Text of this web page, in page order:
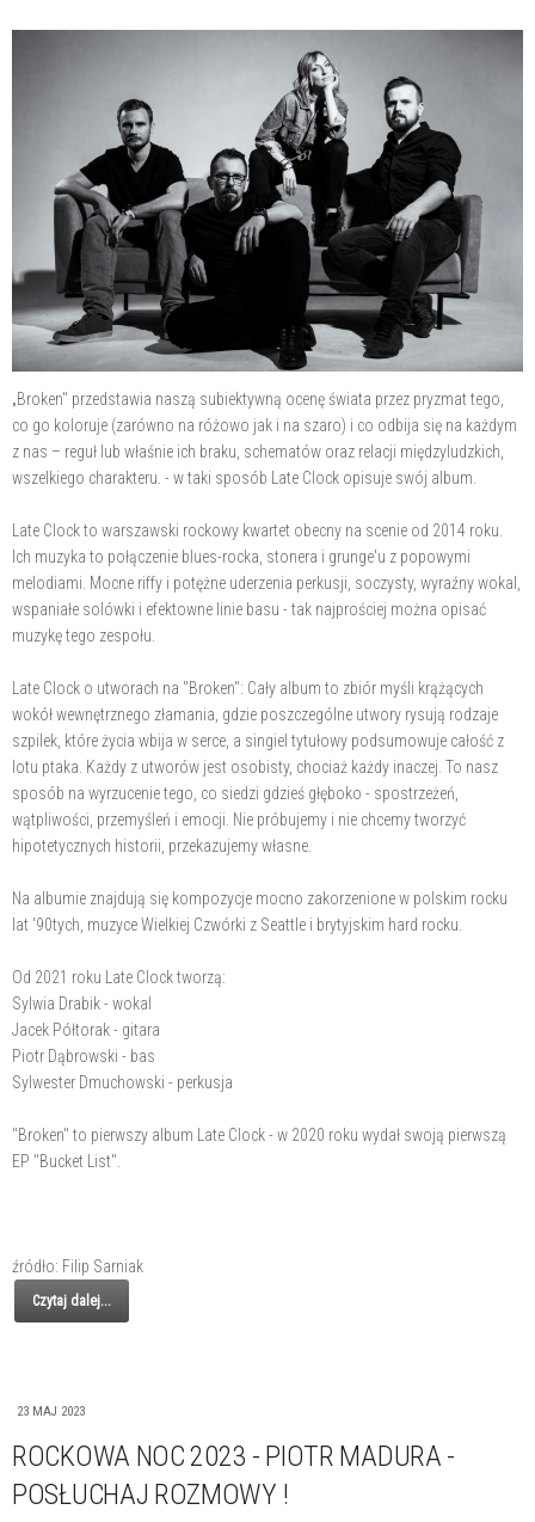
„Broken" przedstawia naszą subiektywną ocenę świata przez pryzmat tego,
co go koloruje (zarówno na różowo jak i na szaro) i co odbija się na każdym
z nas – reguł lub właśnie ich braku, schematów oraz relacji międzyludzkich,
wszelkiego charakteru. - w taki sposób Late Clock opisuje swój album.
Late Clock to warszawski rockowy kwartet obecny na scenie od 2014 roku.
Ich muzyka to połączenie blues-rocka, stonera i grunge'u z popowymi
melodiami. Mocne riffy i potężne uderzenia perkusji, soczysty, wyraźny wokal,
wspaniałe solówki i efektowne linie basu - tak najprościej można opisać
muzykę tego zespołu.
Late Clock o utworach na "Broken": Cały album to zbiór myśli krążących
wokół wewnętrznego złamania, gdzie poszczególne utwory rysują rodzaje
szpilek, które życia wbija w serce, a singiel tytułowy podsumowuje całość z
lotu ptaka. Każdy z utworów jest osobisty, chociaż każdy inaczej. To nasz
sposób na wyrzucenie tego, co siedzi gdzieś głęboko - spostrzeżeń,
wątpliwości, przemyśleń i emocji. Nie próbujemy i nie chcemy tworzyć
hipotetycznych historii, przekazujemy własne.
Na albumie znajdują się kompozycje mocno zakorzenione w polskim rocku
lat '90tych, muzyce Wielkiej Czwórki z Seattle i brytyjskim hard rocku.
Od 2021 roku Late Clock tworzą:
Sylwia Drabik - wokal
Jacek Półtorak - gitara
Piotr Dąbrowski - bas
Sylwester Dmuchowski - perkusja
"Broken" to pierwszy album Late Clock - w 2020 roku wydał swoją pierwszą
EP "Bucket List".
źródło: Filip Sarniak
Czytaj dalej...
23 MAJ 2023
ROCKOWA NOC 2023 - PIOTR MADURA -
POSŁUCHAJ ROZMOWY !